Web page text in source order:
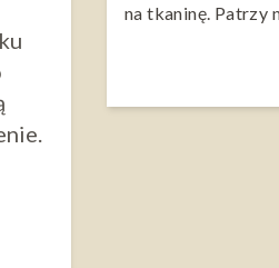
na tkaninę. Patrzy